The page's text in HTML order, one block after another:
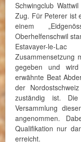
Schwingclub
Zug. Für Peterer ist
einem
Oberhelfenschwil
Estavayer-le-
Zusammensetzung
gegeben und wird
erwähnte Beat
der
zuständig ist.
Versammlung
angenommen.
Qualifikation nur
erreicht.